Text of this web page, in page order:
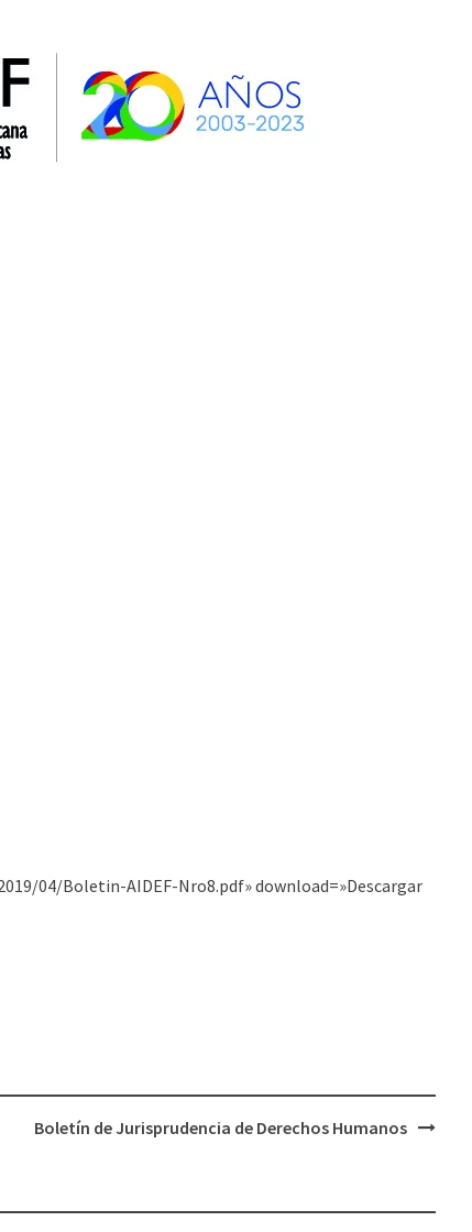
04/Boletin-AIDEF-Nro8.pdf» download=»Descargar
Boletín de Jurisprudencia de Derechos Humanos